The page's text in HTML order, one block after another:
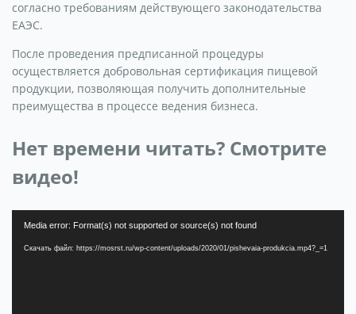
согласно требованиям действующего законодательства
ЕАЭС.
После проведения предписанной процедуры
осуществляется добровольная сертификация пищевой
продукции, позволяющая получить дополнительные
преимущества в процессе ведения бизнеса.
Нет времени читать? Смотрите
видео!
Media error: Format(s) not supported or source(s) not found
Скачать файл: https://mosrst.ru/wp-content/uploads/2020/01/pishevaia-produkcia.mp4?_=1